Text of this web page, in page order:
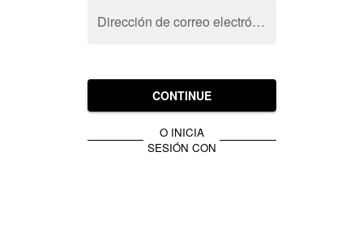
Dirección de correo electrónico
CONTINUE
O INICIA
SESIÓN CON